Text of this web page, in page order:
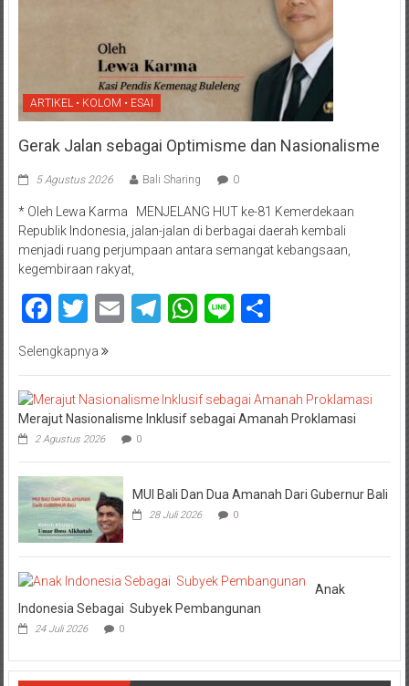
ARTIKEL • KOLOM • ESAI
Gerak Jalan sebagai Optimisme dan Nasionalisme
5 Agustus 2026 Bali Sharing 0
* Oleh Lewa Karma MENJELANG HUT ke-81 Kemerdekaan
Republik Indonesia, jalan-jalan di berbagai daerah kembali
menjadi ruang perjumpaan antara semangat kebangsaan,
kegembiraan rakyat,
Facebook
Twitter
EmailTelegram
WhatsApp
Line
Selengkapnya
Merajut Nasionalisme Inklusif sebagai Amanah Proklamasi
2 Agustus 2026 0
MUI Bali Dan Dua Amanah Dari Gubernur Bali
28 Juli 2026 0
Anak
Indonesia Sebagai Subyek Pembangunan
24 Juli 2026 0